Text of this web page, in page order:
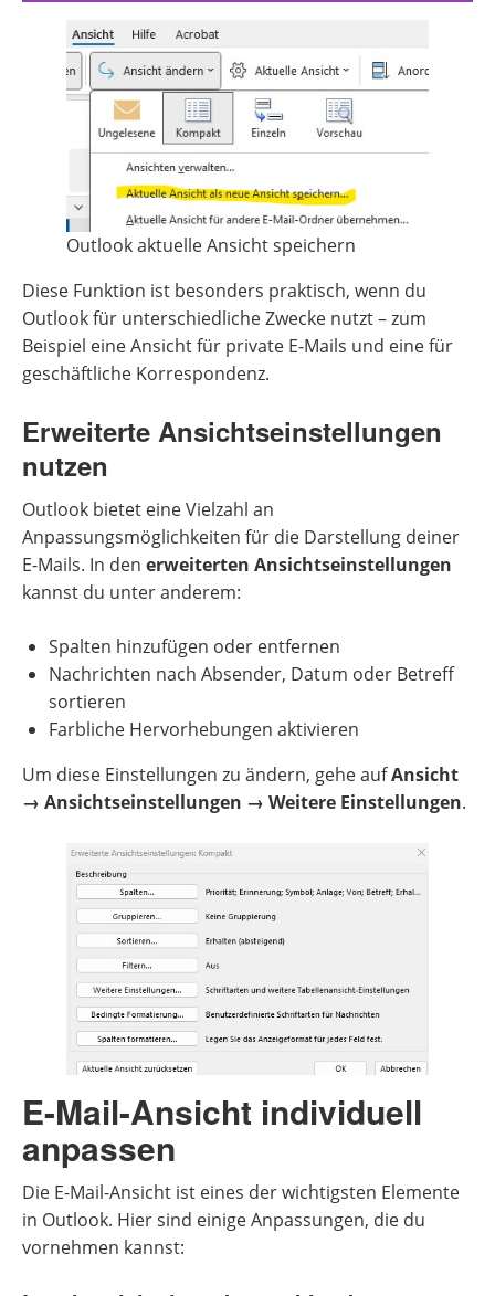
Outlook aktuelle Ansicht speichern
Diese Funktion ist besonders praktisch, wenn du
Outlook für unterschiedliche Zwecke nutzt – zum
Beispiel eine Ansicht für private E-Mails und eine für
geschäftliche Korrespondenz.
Erweiterte Ansichtseinstellungen
nutzen
Outlook bietet eine Vielzahl an
Anpassungsmöglichkeiten für die Darstellung deiner
E-Mails. In den erweiterten Ansichtseinstellungen
kannst du unter anderem:
Spalten hinzufügen oder entfernen
Nachrichten nach Absender, Datum oder Betreff
sortieren
Farbliche Hervorhebungen aktivieren
Um diese Einstellungen zu ändern, gehe aufAnsicht
→ Ansichtseinstellungen → Weitere Einstellungen.
E-Mail-Ansicht individuell
anpassen
Die E-Mail-Ansicht ist eines der wichtigsten Elemente
in Outlook. Hier sind einige Anpassungen, die du
vornehmen kannst: